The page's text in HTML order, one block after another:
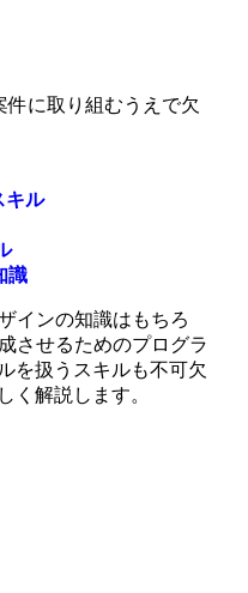
に取り組むうえで欠
キル
識
インの知識はもちろ
させるためのプログラ
を扱うスキルも不可欠
く解説します。